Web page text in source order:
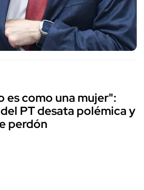
es como una mujer":
PT desata polémica y
perdón